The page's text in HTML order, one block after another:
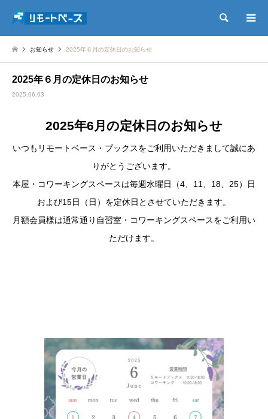
検索
お知らせ 2025年６月の定休日のお知らせ
2025年６月の定休日のお知らせ
2025.06.03
2025年6 月の定休日のお知らせ
いつもリモートベース・ブックスをご利用いただきまして誠にあ
りがとうございます。
本屋・コワーキングスペースは毎週水曜日（4、11、18、25）日
および15日（日）を定休日とさせていただきます。
月額会員様は通常通り自習室・コワーキングスペースをご利用い
ただけます。